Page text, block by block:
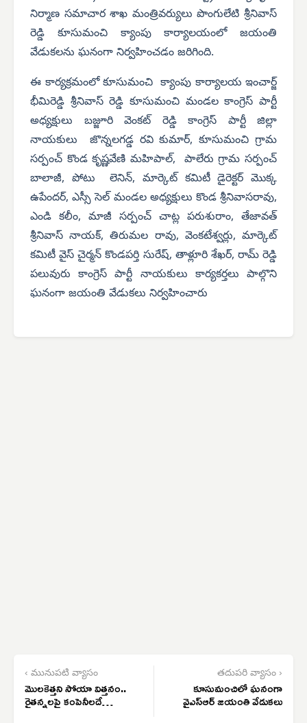
నిర్మాణ సమాచార శాఖ మంత్రివర్యులు పొంగులేటి శ్రీనివాస్
రెడ్డి కూసుమంచి క్యాంపు కార్యాలయంలో జయంతి
వేడుకలను ఘనంగా నిర్వహించడం జరిగింది.
ఈ కార్యక్రమంలో కూసుమంచి క్యాంపు కార్యాలయ ఇంచార్జ్
భీమిరెడ్డి శ్రీనివాస్ రెడ్డి కూసుమంచి మండల కాంగ్రెస్ పార్టీ
అధ్యక్షులు బజ్జూరి వెంకట్ రెడ్డి కాంగ్రెస్ పార్టీ జిల్లా
నాయకులు జొన్నలగడ్డ రవి కుమార్, కూసుమంచి గ్రామ
సర్పంచ్ కొండ కృష్ణవేణి మహిపాల్, పాలేరు గ్రామ సర్పంచ్
బాలాజీ, పోటు లెనిన్, మార్కెట్ కమిటీ డైరెక్టర్ మొక్క
ఉపేందర్, ఎస్సీ సెల్ మండల అధ్యక్షులు కొండ శ్రీనివాసరావు,
ఎండి కలీం, మాజీ సర్పంచ్ చాట్ల పరుశురాం, తేజావత్
శ్రీనివాస్ నాయక్, తిరుమల రావు, వెంకటేశ్వర్లు, మార్కెట్
కమిటీ వైస్ చైర్మన్ కొండపర్తి సురేష్, తాళ్లూరి శేఖర్, రామ్ రెడ్డి
పలువురు కాంగ్రెస్ పార్టీ నాయకులు కార్యకర్తలు పాల్గొని
ఘనంగా జయంతి వేడుకలు నిర్వహించారు
‹ మునుపటి వ్యాసం
మొలకెత్తని సోయా విత్తనం..
రైతన్నలపై కంపెనీలదే
పెత్తనం
తదుపరి వ్యాసం ›
కూసుమంచిలో ఘనంగా
వైఎస్ఆర్ జయంతి వేడుకలు